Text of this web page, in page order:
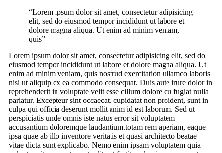
“Lorem ipsum dolor sit amet, consectetur adipisicing
elit, sed do eiusmod tempor incididunt ut labore et
dolore magna aliqua. Ut enim ad minim veniam,
quis”
Lorem ipsum dolor sit amet, consectetur adipisicing elit, sed do
eiusmod tempor incididunt ut labore et dolore magna aliqua. Ut
enim ad minim veniam, quis nostrud exercitation ullamco laboris
nisi ut aliquip ex ea commodo consequat. Duis aute irure dolor in
reprehenderit in voluptate velit esse cillum dolore eu fugiat nulla
pariatur. Excepteur sint occaecat. cupidatat non proident, sunt in
culpa qui officia deserunt mollit anim id est laborum. Sed ut
perspiciatis unde omnis iste natus error sit voluptatem
accusantium doloremque laudantium.totam rem aperiam, eaque
ipsa quae ab illo inventore veritatis et quasi architecto beatae
vitae dicta sunt explicabo. Nemo enim ipsam voluptatem quia